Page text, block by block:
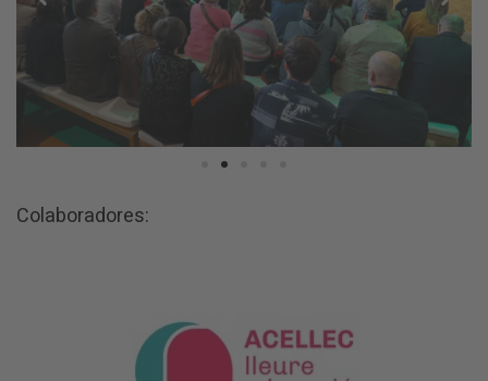
Colaboradores: